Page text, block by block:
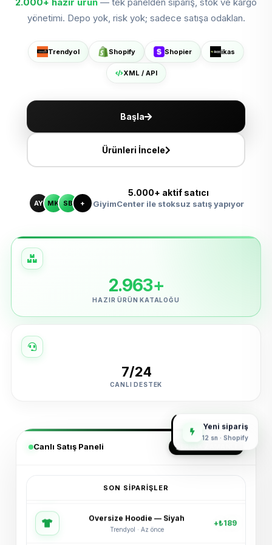
Shopier'da Aç
ikas'ta Sat
XML ile Ölçeklen
yönetimi. Depo yok, risk yok; sadece satışa odaklan.
Trendyol Shopify Shopier ikas
XML / API
Başla
Ürünleri İncele
AY MK SB +
5.000+ aktif satıcı
GiyimCenter ile stoksuz satış yapıyor
2.963+
HAZIR ÜRÜN KATALOĞU
7/24
CANLI DESTEK
Yeni sipariş
12 sn · Shopify
Canlı Satış Paneli GERÇEK ZAMANLI
SON SIPARIŞLER